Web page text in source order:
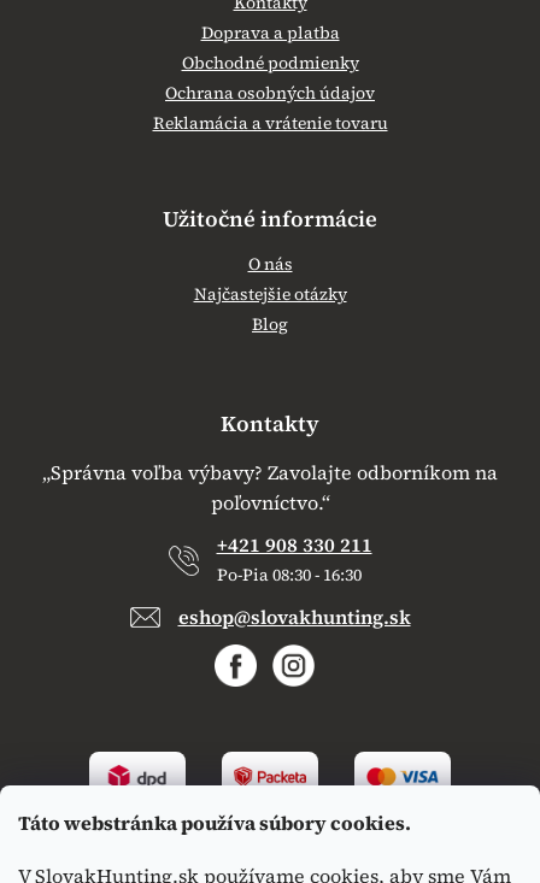
Táto webstránka používa súbory cookies.
V SlovakHunting.sk používame cookies, aby sme Vám
Doprava a platba
Obchodné podmienky
Ochrana osobných údajov
Reklamácia a vrátenie tovaru
Užitočné informácie
O nás
Najčastejšie otázky
Blog
Kontakty
„Správna voľba výbavy? Zavolajte odborníkom na
poľovníctvo.“
+421 908 330 211
Po-Pia 08:30 - 16:30
eshop@slovakhunting.sk